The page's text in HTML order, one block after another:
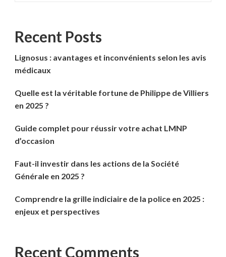
Recent Posts
Lignosus : avantages et inconvénients selon les avis
médicaux
Quelle est la véritable fortune de Philippe de Villiers
en 2025 ?
Guide complet pour réussir votre achat LMNP
d’occasion
Faut-il investir dans les actions de la Société
Générale en 2025 ?
Comprendre la grille indiciaire de la police en 2025 :
enjeux et perspectives
Recent Comments